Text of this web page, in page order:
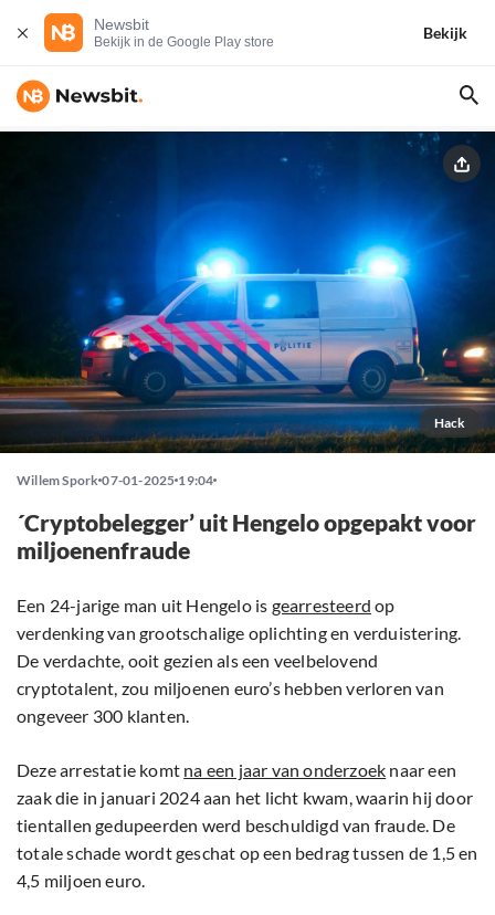
Newsbit
Bekijk in de Google Play store
Bekijk
Hack
Willem Spork 07-01-2025 19:04
´Cryptobelegger’ uit Hengelo opgepakt voor
miljoenenfraude
Een 24-jarige man uit Hengelo is gearresteerd op
verdenking van grootschalige oplichting en verduistering.
De verdachte, ooit gezien als een veelbelovend
cryptotalent, zou miljoenen euro’s hebben verloren van
ongeveer 300 klanten.
Deze arrestatie komt na een jaar van onderzoek naar een
zaak die in januari 2024 aan het licht kwam, waarin hij door
tientallen gedupeerden werd beschuldigd van fraude. De
totale schade wordt geschat op een bedrag tussen de 1,5 en
4,5 miljoen euro.